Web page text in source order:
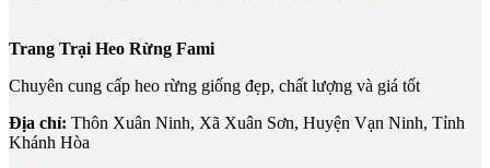
Trang Trại Heo Rừng Fami
Chuyên cung cấp heo rừng giống đẹp, chất lượng và giá tốt
Địa chỉ: Thôn Xuân Ninh, Xã Xuân Sơn, Huyện Vạn Ninh, Tỉnh
Khánh Hòa